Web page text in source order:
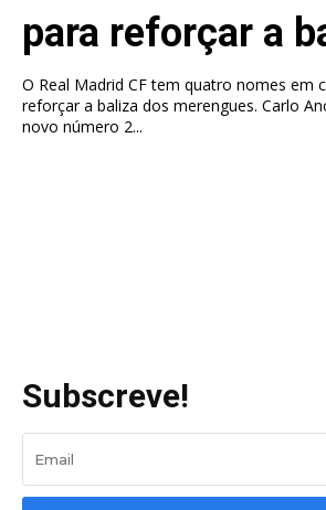
para reforçar a
O Real Madrid CF tem quatro nomes em
reforçar a baliza dos merengues. Carlo
novo número 2...
Subscreve!